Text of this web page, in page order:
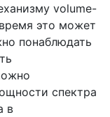
volume-
это может
понаблюдать
спектра
в